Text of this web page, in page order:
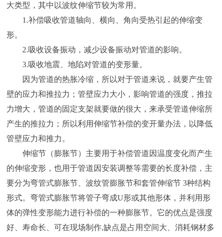
大类型，其中以波纹伸缩节较为常用。
1.补偿吸收管道轴向、横向、角向受热引起的伸缩变
形。
2.吸收设备振动，减少设备振动对管道的影响。
3.吸收地震、地陷对管道的变形量。
因为管道的热胀冷缩，所以对于管道来说，就要产生管
壁的应力和推拉力；管壁应力大小，影响管道的强度，推拉
力增大，管道的固定支架就要做的很大，来承受管道伸缩所
产生的推拉力；所以利用伸缩节补偿的变开量办法，以降低
管壁应力和推力。
伸缩节（膨胀节）主要用于补偿管道因温度变化而产生
的伸缩变形，也用于管道因安装调整等需要的长度补偿，主
要分为弯管式膨胀节、波纹管膨胀节和套管伸缩节 3种结构
形式。弯管式膨胀节将管子弯成U形或其他形体，并利用形
体的弹性变形能力进行补偿的一种膨胀节。它的优点是强度
好、寿命长、可在现场制作,缺点是占用空间大、消耗钢材多